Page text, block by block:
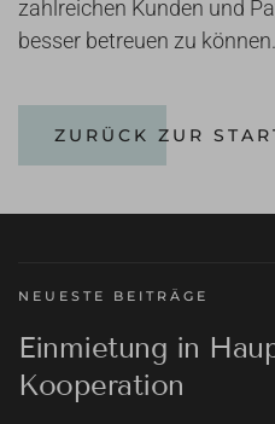
zahlreichen Kunden und
besser betreuen zu können.
ZURÜCK ZUR
NEUESTE BEITRÄGE
Einmietung in
Kooperation